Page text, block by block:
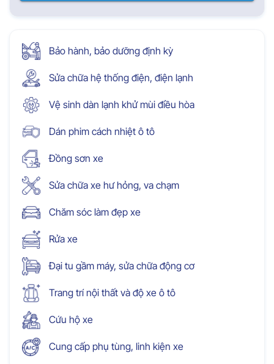
Bảo hành, bảo dưỡng định kỳ
Sửa chữa hệ thống điện, điện lạnh
Vệ sinh dàn lạnh khử mùi điều hòa
Dán phim cách nhiệt ô tô
Đồng sơn xe
Sửa chữa xe hư hỏng, va chạm
Chăm sóc làm đẹp xe
Rửa xe
Đại tu gầm máy, sửa chữa động cơ
Trang trí nội thất và độ xe ô tô
Cứu hộ xe
Cung cấp phụ tùng, linh kiện xe